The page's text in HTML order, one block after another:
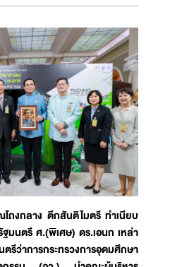
งกลาง ตึกสันติไมตรี ทำเนียบ
มนตรี ศ.(พิเศษ) ดร.เอนก เหล่า
รกระทรวงการอุดมศึกษา